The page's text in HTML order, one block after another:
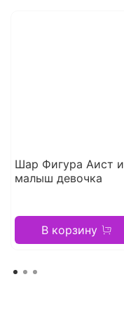
Шар Фигура Аист и
малыш девочка
В корзину